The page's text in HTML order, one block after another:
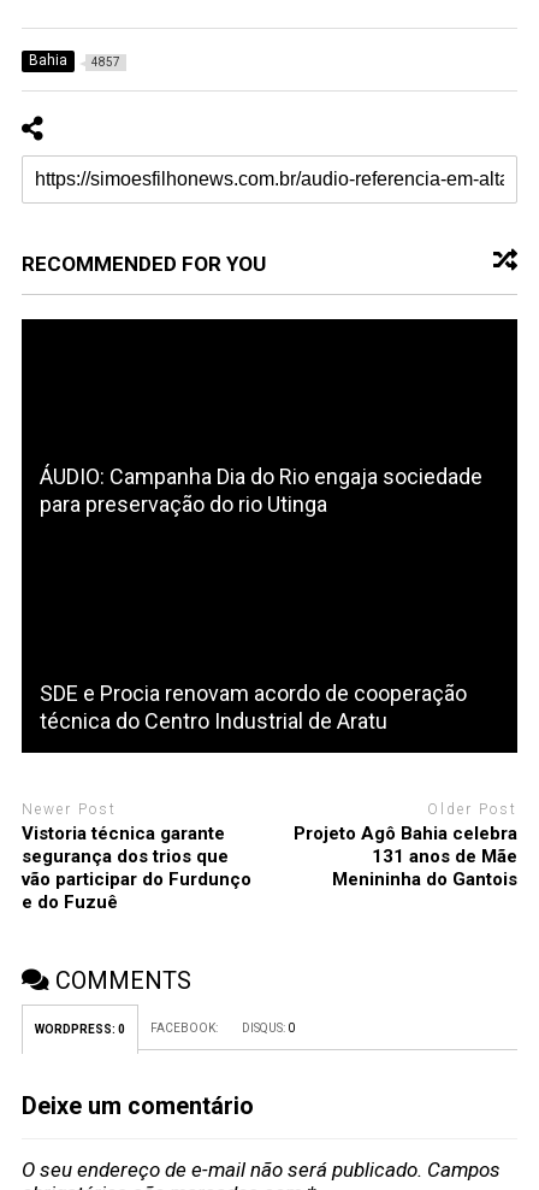
Bahia 4857
RECOMMENDED FOR YOU
ÁUDIO: Campanha Dia do Rio engaja sociedade
para preservação do rio Utinga
SDE e Procia renovam acordo de cooperação
técnica do Centro Industrial de Aratu
Newer Post
Vistoria técnica garante
segurança dos trios que
vão participar do Furdunço
e do Fuzuê
Older Post
Projeto Agô Bahia celebra
131 anos de Mãe
Menininha do Gantois
COMMENTS
WORDPRESS: 0 FACEBOOK: DISQUS: 0
Deixe um comentário
O seu endereço de e-mail não será publicado. Campos